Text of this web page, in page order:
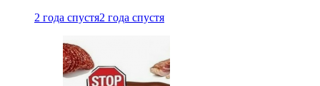
2 года спустя2 года спустя